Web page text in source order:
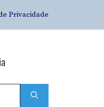
Privacidade